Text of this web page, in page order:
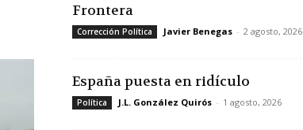
Frontera
Corrección Política Javier Benegas - 2 agosto, 2026
España puesta en ridículo
Política J.L. González Quirós - 1 agosto, 2026